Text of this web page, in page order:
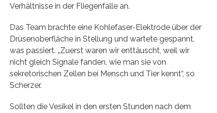
Verhältnisse in der Fliegenfalle an.
Das Team brachte eine Kohlefaser-Elektrode über der
Drüsenoberfläche in Stellung und wartete gespannt,
was passiert. „Zuerst waren wir enttäuscht, weil wir
nicht gleich Signale fanden, wie man sie von
sekretorischen Zellen bei Mensch und Tier kennt“, so
Scherzer.
Sollten die Vesikel in den ersten Stunden nach dem